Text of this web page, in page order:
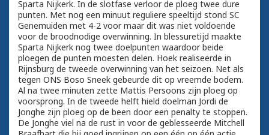
Sparta Nijkerk. In de slotfase verloor de ploeg twee dure
punten. Met nog een minuut reguliere speeltijd stond SC
Genemuiden met 4-2 voor maar dit was niet voldoende
voor de broodnodige overwinning. In blessuretijd maakte
Sparta Nijkerk nog twee doelpunten waardoor beide
ploegen de punten moesten delen. Hoek realiseerde in
Rijnsburg de tweede overwinning van het seizoen. Net als
tegen ONS Boso Sneek gebeurde dit op vreemde bodem.
Al na twee minuten zette Mattis Persoons zijn ploeg op
voorsprong. In de tweede helft hield doelman Jordi de
Jonghe zijn ploeg op de been door een penalty te stoppen.
De Jonghe viel na de rust in voor de geblesseerde Mitchell